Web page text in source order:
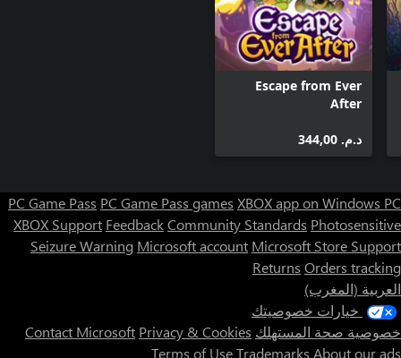
Escape from Ever
After
د.م.‏ 344,00
PC Game Pass PC Game Pass games XBOX app on Windows PC
XBOX Support FeedbackCommunity Standards Photosensitive
Seizure Warning Microsoft account Microsoft Store Support
Returns Orders tracking
العربية (المغرب)
خيارات خصوصيتك
خصوصية صحة المستهلك
Contact Microsoft Privacy & Cookies
Terms of UseTrademarks About our ads